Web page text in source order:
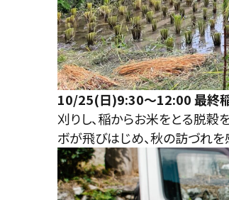
10/25(日)9:30～12:00 最終稲
刈りし、稲からお米をとる脱穀
ボが飛びはじめ、秋の訪づれを